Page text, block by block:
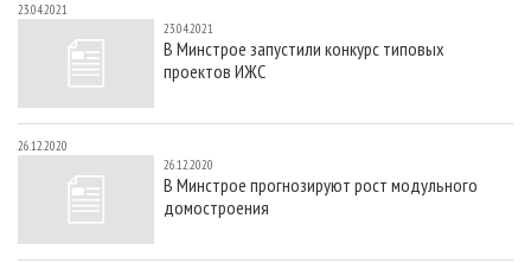
23.04.2021
23.04.2021
В Минстрое запустили конкурс типовых
проектов ИЖС
26.12.2020
26.12.2020
В Минстрое прогнозируют рост модульного
домостроения